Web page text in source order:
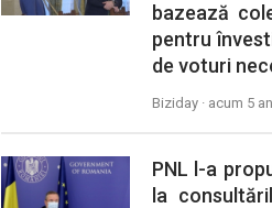
bazează
pentru
de voturi
Biziday · acum 5
PNL l-a
la